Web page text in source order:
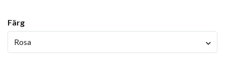
Färg
Rosa